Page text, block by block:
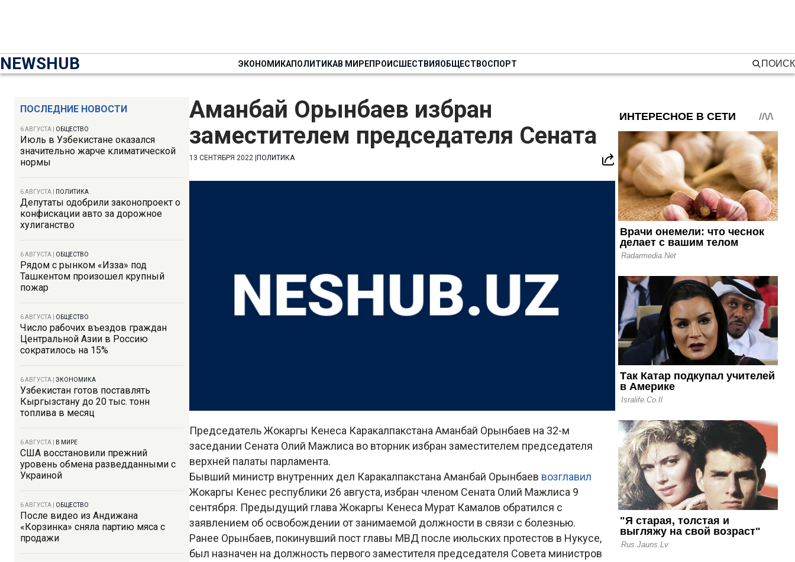
NEWSHUB ЭКОНОМИКАПОЛИТИКАВ МИРЕПРОИСШЕСТВИЯОБЩЕСТВОСПОРТ ПОИСК
ПОСЛЕДНИЕ НОВОСТИ
6 АВГУСТА ОБЩЕСТВО
Июль в Узбекистане оказался
значительно жарче климатической
нормы
6 АВГУСТА ПОЛИТИКА
Депутаты одобрили законопроект о
конфискации авто за дорожное
хулиганство
6 АВГУСТА ОБЩЕСТВО
Рядом с рынком «Изза» под
Ташкентом произошел крупный
пожар
6 АВГУСТА ОБЩЕСТВО
Число рабочих въездов граждан
Центральной Азии в Россию
сократилось на 15%
6 АВГУСТА ЭКОНОМИКА
Узбекистан готов поставлять
Кыргызстану до 20 тыс. тонн
топлива в месяц
6 АВГУСТА В МИРЕ
США восстановили прежний
уровень обмена разведданными с
Украиной
6 АВГУСТА ОБЩЕСТВО
После видео из Андижана
«Корзинка» сняла партию мяса с
продажи
Аманбай Орынбаев избран
заместителем председателя Сената
13 СЕНТЯБРЯ 2022 ПОЛИТИКА
Председатель Жокаргы Кенеса Каракалпакстана Аманбай Орынбаев на 32-м
заседании Сената Олий Мажлиса во вторник избран заместителем председателя
верхней палаты парламента.
Бывший министр внутренних дел Каракалпакстана Аманбай Орынбаев возглавил
Жокаргы Кенес республики 26 августа, избран членом Сената Олий Мажлиса 9
сентября. Предыдущий глава Жокаргы Кенеса Мурат Камалов обратился с
заявлением об освобождении от занимаемой должности в связи с болезнью.
Ранее Орынбаев, покинувший пост главы МВД после июльских протестов в Нукусе,
был назначен на должность первого заместителя председателя Совета министров